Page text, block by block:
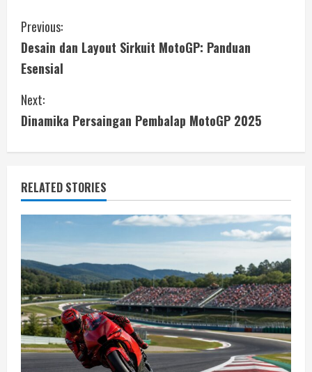
C
o
n
t
i
n
u
e
R
e
a
d
Previous:
Desain dan Layout Sirkuit MotoGP: Panduan
Esensial
Next:
Dinamika Persaingan Pembalap MotoGP 2025
RELATED STORIES